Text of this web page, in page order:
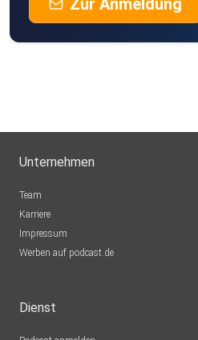
Zur Anmeldung
Unternehmen
Team
Karriere
Impressum
Werben auf podcast.de
Dienst